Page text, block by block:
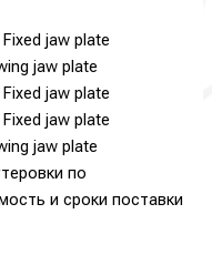
jaw plate
jaw plate
jaw plate
jaw plate
jaw plate
по
и сроки поставки